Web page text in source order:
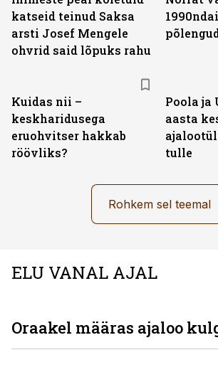
katseid teinud Saksa
arsti Josef Mengele
ohvrid said lõpuks rahu
Kuidas nii –
keskharidusega
eruohvitser hakkab
röövliks?
Poola ja
aasta
tulle
Rohkem sel teemal
ELU VANAL AJAL
Oraakel määras ajaloo